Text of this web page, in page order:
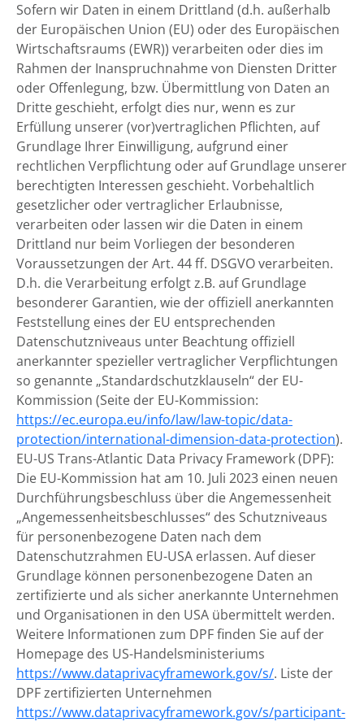
Sofern wir Daten in einem Drittland (d.h. außerhalb
der Europäischen Union (EU) oder des Europäischen
Wirtschaftsraums (EWR)) verarbeiten oder dies im
Rahmen der Inanspruchnahme von Diensten Dritter
oder Offenlegung, bzw. Übermittlung von Daten an
Dritte geschieht, erfolgt dies nur, wenn es zur
Erfüllung unserer (vor)vertraglichen Pflichten, auf
Grundlage Ihrer Einwilligung, aufgrund einer
rechtlichen Verpflichtung oder auf Grundlage unserer
berechtigten Interessen geschieht. Vorbehaltlich
gesetzlicher oder vertraglicher Erlaubnisse,
verarbeiten oder lassen wir die Daten in einem
Drittland nur beim Vorliegen der besonderen
Voraussetzungen der Art. 44 ff. DSGVO verarbeiten.
D.h. die Verarbeitung erfolgt z.B. auf Grundlage
besonderer Garantien, wie der offiziell anerkannten
Feststellung eines der EU entsprechenden
Datenschutzniveaus unter Beachtung offiziell
anerkannter spezieller vertraglicher Verpflichtungen
so genannte „Standardschutzklauseln“ der EU-
Kommission (Seite der EU-Kommission:
https://ec.europa.eu/info/law/law-topic/data-
protection/international-dimension-data-protection).
EU-US Trans-Atlantic Data Privacy Framework (DPF):
Die EU-Kommission hat am 10. Juli 2023 einen neuen
Durchführungsbeschluss über die Angemessenheit
„Angemessenheitsbeschlusses“ des Schutzniveaus
für personenbezogene Daten nach dem
Datenschutzrahmen EU-USA erlassen. Auf dieser
Grundlage können personenbezogene Daten an
zertifizierte und als sicher anerkannte Unternehmen
und Organisationen in den USA übermittelt werden.
Weitere Informationen zum DPF finden Sie auf der
Homepage des US-Handelsministeriums
https://www.dataprivacyframework.gov/s/. Liste der
DPF zertifizierten Unternehmen
https://www.dataprivacyframework.gov/s/participant-